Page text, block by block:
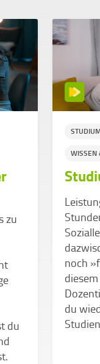
zu
du
WISSEN
noch
du